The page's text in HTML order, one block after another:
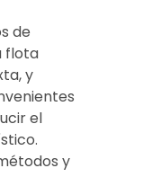
de
flota
y
el
y